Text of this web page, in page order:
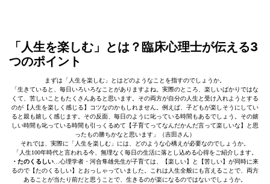
「人生を楽しむ」とは？臨床心理士が伝える3
つのポイント
まずは「人生を楽しむ」とはどのようなことを指すのでしょうか。
「生きていると、毎日いろいろなことがありますよね。実際のところ、楽しいばかりではな
くて、苦しいこともたくさんあると思います。その両方が自分の人生と受け入れようとする
のが【人生を楽しく感じる】コツなのかもしれません。例えば、子どもが楽しそうにしてい
ると親も嬉しく感じます。その反面、毎日のように叱っている時間もあるでしょう。その嬉
しい時間も叱っている時間も引っくるめて【子育てってなんだかんだ言って楽しいな】と思
ったもの勝ちかなと思います」（吉田さん）
それでは、実際に「人生を楽しむ」には、どのような心構えが必要なのでしょうか。
「人生100年時代と言われる今、無理なく毎日の生活に落とし込める心得をご紹介します。
・たのくるしい…心理学者・河合隼雄先生が子育ては、【楽しい】と【苦しい】が同時に来
るので【たのくるしい】とおっしゃっていました。これは人生全般にも言えることで、両方
あることが当たり前だと思うことで、生きるのが楽になるのではないでしょうか。